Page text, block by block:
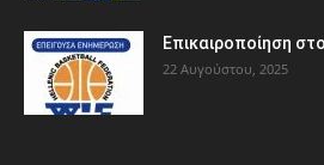
Eπικαιροποίηση
22 Αυγούστου, 2025